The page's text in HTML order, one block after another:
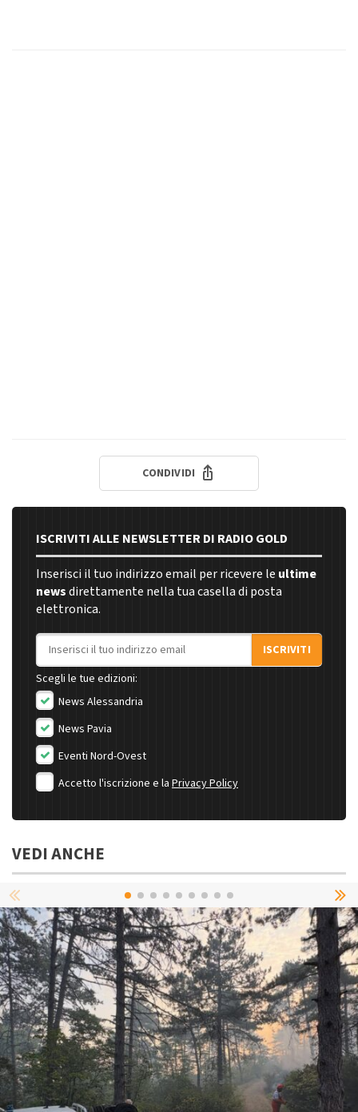
CONDIVIDI
ISCRIVITI ALLE NEWSLETTER DI RADIO GOLD
Inserisci il tuo indirizzo email per ricevere le ultime
newsdirettamente nella tua casella di posta
elettronica.
Indirizzo email
ISCRIVITI
Scegli le tue edizioni:
News Alessandria
News Pavia
Eventi Nord-Ovest
Accetto l'iscrizione e la Privacy Policy
VEDI ANCHE